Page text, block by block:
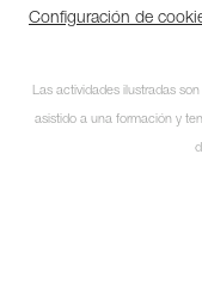
Configuración de
Las actividades ilustradas
asistido a una formación y